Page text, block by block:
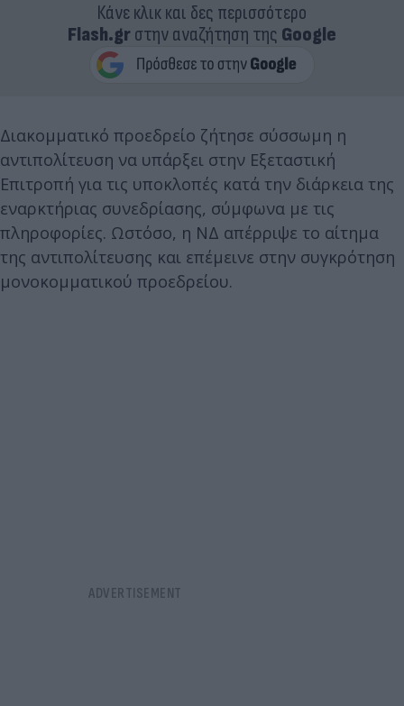
Κάνε κλικ και δες περισσότερο
Flash.grστην αναζήτηση της Google
Διακομματικό προεδρείο ζήτησε σύσσωμη η
αντιπολίτευση να υπάρξει στην Εξεταστική
Επιτροπή για τις υποκλοπές κατά την διάρκεια της
εναρκτήριας συνεδρίασης, σύμφωνα με τις
πληροφορίες. Ωστόσο, η ΝΔ απέρριψε το αίτημα
της αντιπολίτευσης και επέμεινε στην συγκρότηση
μονοκομματικού προεδρείου.